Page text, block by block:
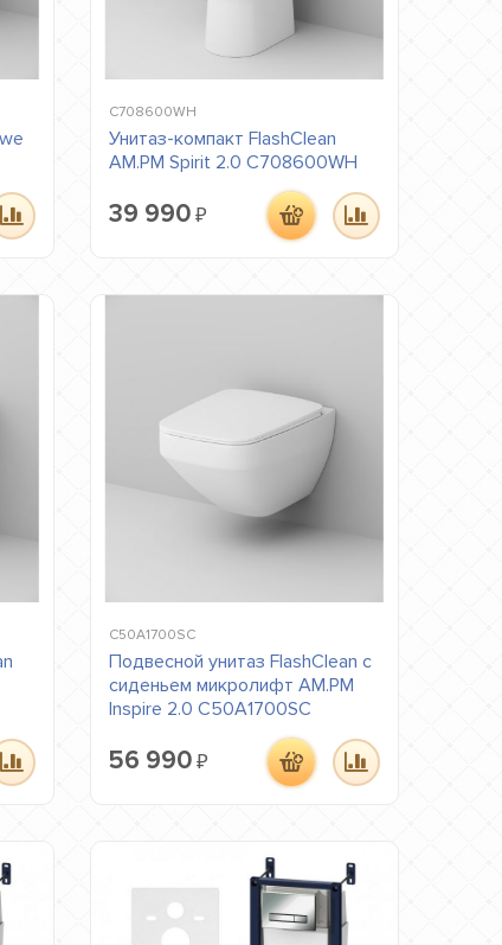
C708600WH
Унитаз-компакт FlashClean
AM.PM Spirit 2.0 C708600WH
39 990 ₽
C50A1700SC
Подвесной унитаз FlashClean с
сиденьем микролифт AM.PM
Inspire 2.0 C50A1700SC
56 990 ₽